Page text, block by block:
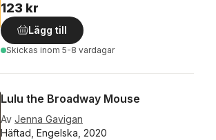
123 kr
Lägg till
Skickas inom 5-8 vardagar
Lulu the Broadway Mouse
Av Jenna Gavigan
Häftad, Engelska, 2020